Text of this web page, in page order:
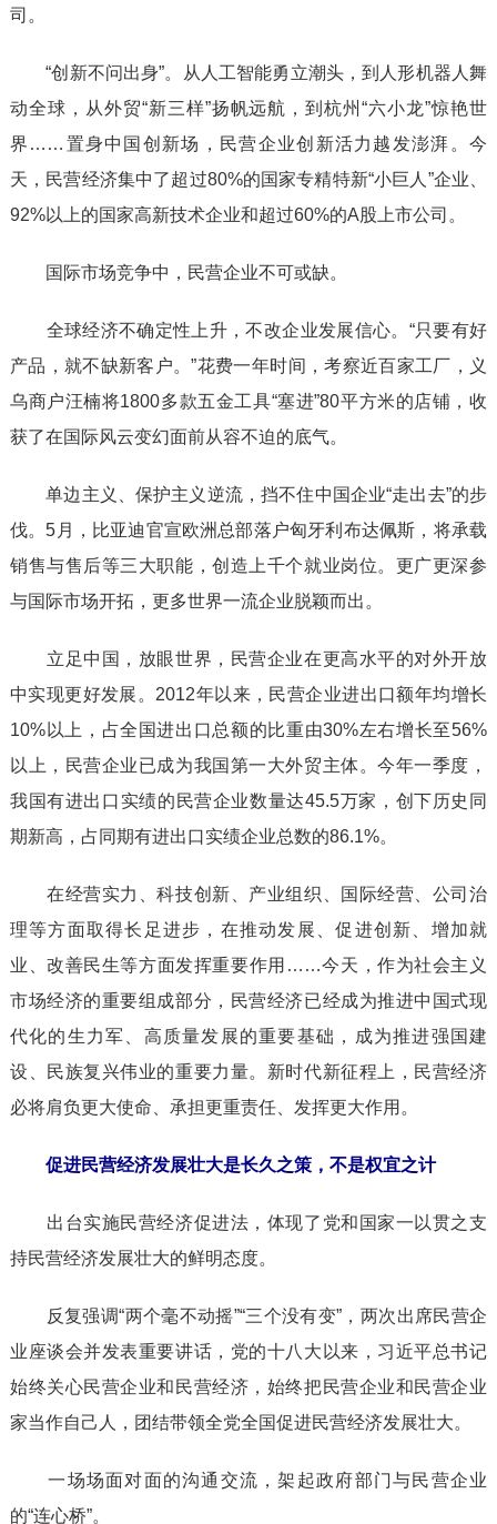
司。
“创新不问出身”。从人工智能勇立潮头，到人形机器人舞
动全球，从外贸“新三样”扬帆远航，到杭州“六小龙”惊艳世
界……置身中国创新场，民营企业创新活力越发澎湃。今
天，民营经济集中了超过80%的国家专精特新“小巨人”企业、
92%以上的国家高新技术企业和超过60%的A股上市公司。
国际市场竞争中，民营企业不可或缺。
全球经济不确定性上升，不改企业发展信心。“只要有好
产品，就不缺新客户。”花费一年时间，考察近百家工厂，义
乌商户汪楠将1800多款五金工具“塞进”80平方米的店铺，收
获了在国际风云变幻面前从容不迫的底气。
单边主义、保护主义逆流，挡不住中国企业“走出去”的步
伐。5月，比亚迪官宣欧洲总部落户匈牙利布达佩斯，将承载
销售与售后等三大职能，创造上千个就业岗位。更广更深参
与国际市场开拓，更多世界一流企业脱颖而出。
立足中国，放眼世界，民营企业在更高水平的对外开放
中实现更好发展。2012年以来，民营企业进出口额年均增长
10%以上，占全国进出口总额的比重由30%左右增长至56%
以上，民营企业已成为我国第一大外贸主体。今年一季度，
我国有进出口实绩的民营企业数量达45.5万家，创下历史同
期新高，占同期有进出口实绩企业总数的86.1%。
在经营实力、科技创新、产业组织、国际经营、公司治
理等方面取得长足进步，在推动发展、促进创新、增加就
业、改善民生等方面发挥重要作用……今天，作为社会主义
市场经济的重要组成部分，民营经济已经成为推进中国式现
代化的生力军、高质量发展的重要基础，成为推进强国建
设、民族复兴伟业的重要力量。新时代新征程上，民营经济
必将肩负更大使命、承担更重责任、发挥更大作用。
促进民营经济发展壮大是长久之策，不是权宜之计
出台实施民营经济促进法，体现了党和国家一以贯之支
持民营经济发展壮大的鲜明态度。
反复强调“两个毫不动摇”“三个没有变”，两次出席民营企
业座谈会并发表重要讲话，党的十八大以来，习近平总书记
始终关心民营企业和民营经济，始终把民营企业和民营企业
家当作自己人，团结带领全党全国促进民营经济发展壮大。
一场场面对面的沟通交流，架起政府部门与民营企业
的“连心桥”。